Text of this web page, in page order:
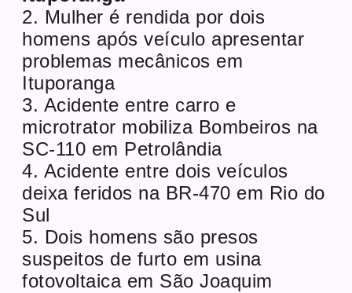
2. Mulher é rendida por dois
homens após veículo apresentar
problemas mecânicos em
Ituporanga
3. Acidente entre carro e
microtrator mobiliza Bombeiros na
SC-110 em Petrolândia
4. Acidente entre dois veículos
deixa feridos na BR-470 em Rio do
Sul
5. Dois homens são presos
suspeitos de furto em usina
fotovoltaica em São Joaquim